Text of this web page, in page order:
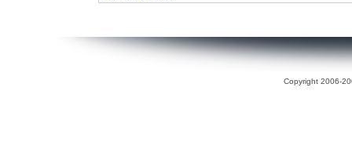
Copyright 2006-